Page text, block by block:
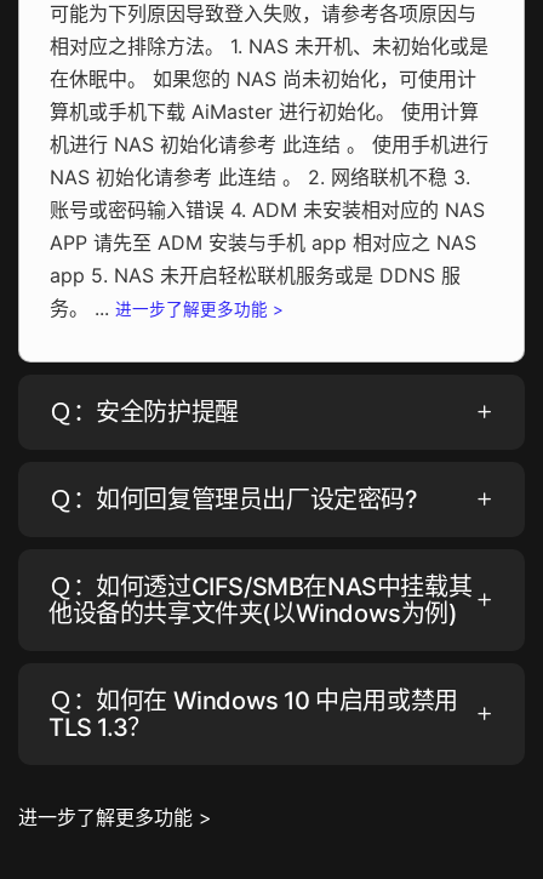
可能为下列原因导致登入失败，请参考各项原因与
相对应之排除方法。 1. NAS 未开机、未初始化或是
在休眠中。 如果您的 NAS 尚未初始化，可使用计
算机或手机下载 AiMaster 进行初始化。 使用计算
机进行 NAS 初始化请参考 此连结 。 使用手机进行
NAS 初始化请参考 此连结 。 2. 网络联机不稳 3.
账号或密码输入错误 4. ADM 未安装相对应的 NAS
APP 请先至 ADM 安装与手机 app 相对应之 NAS
app 5. NAS 未开启轻松联机服务或是 DDNS 服
务。 ... 进一步了解更多功能 >
Ｑ：安全防护提醒
Ｑ：如何回复管理员出厂设定密码?
Ｑ：如何透过CIFS/SMB在NAS中挂载其
他设备的共享文件夹(以Windows为例)
Ｑ：如何在 Windows 10 中启用或禁用
TLS 1.3？
进一步了解更多功能 >